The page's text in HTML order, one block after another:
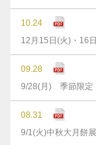
10.24
12月15日(火)・16
09.28
9/28(月) 季節限定
08.31
9/1(火)中秋大月餅